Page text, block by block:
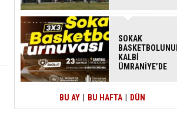
SOKAK
BASKETBOLUNUN
KALBİ
ÜMRANİYE’DE
BU AY BU HAFTA DÜN